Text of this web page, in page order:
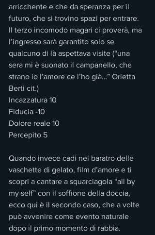
arricchente e che da speranza per il
futuro, che si trovino spazi per entrare.
Il terzo incomodo magari ci proverà, ma
l’ingresso sarà garantito solo se
qualcuno di là aspettava visite (“una
sera mi è suonato il campanello, che
strano io l’amore ce l’ho già…” Orietta
Berti cit.)
Incazzatura 10
Fiducia -10
Dolore reale 10
Percepito 5
Quando invece cadi nel baratro delle
vaschette di gelato, film d’amore e ti
scopri a cantare a squarciagola “all by
my self” con il soffione della doccia,
ecco qui è il secondo caso, che a volte
può avvenire come evento naturale
dopo il primo momento di rabbia.